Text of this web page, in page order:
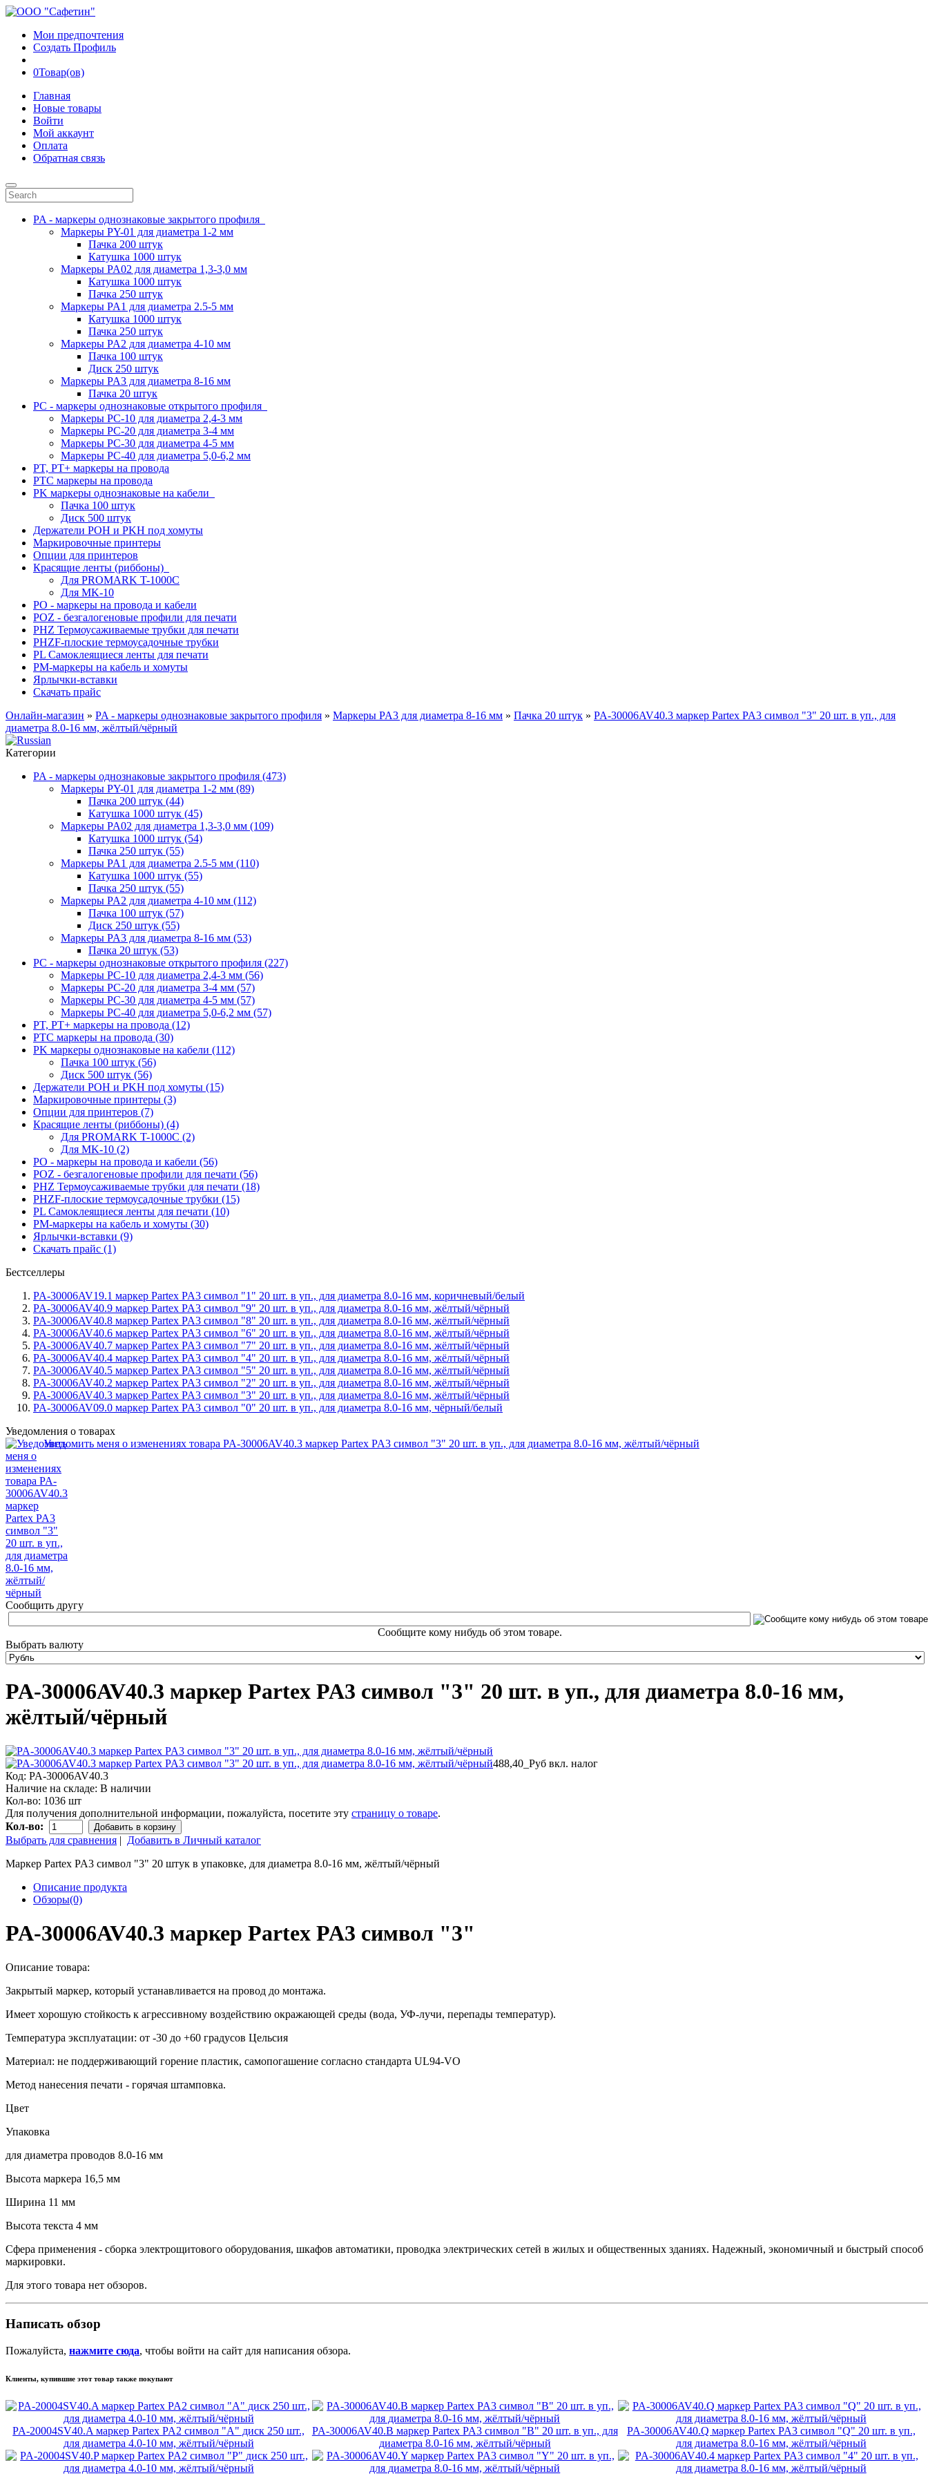
Мои предпочтения
Создать Профиль
0Товар(ов)
Главная
Новые товары
Войти
Мой аккаунт
Оплата
Обратная связь
PA - маркеры однознаковые закрытого профиля
Маркеры PY-01 для диаметра 1-2 мм
Пачка 200 штук
Катушка 1000 штук
Маркеры PA02 для диаметра 1,3-3,0 мм
Катушка 1000 штук
Пачка 250 штук
Маркеры PA1 для диаметра 2.5-5 мм
Катушка 1000 штук
Пачка 250 штук
Маркеры PA2 для диаметра 4-10 мм
Пачка 100 штук
Диск 250 штук
Маркеры PA3 для диаметра 8-16 мм
Пачка 20 штук
PC - маркеры однознаковые открытого профиля
Маркеры PC-10 для диаметра 2,4-3 мм
Маркеры PC-20 для диаметра 3-4 мм
Маркеры PC-30 для диаметра 4-5 мм
Маркеры PC-40 для диаметра 5,0-6,2 мм
PT, PT+ маркеры на провода
PTC маркеры на провода
PK маркеры однознаковые на кабели
Пачка 100 штук
Диск 500 штук
Держатели POH и PKH под хомуты
Маркировочные принтеры
Опции для принтеров
Красящие ленты (риббоны)
Для PROMARK T-1000C
Для MK-10
PO - маркеры на провода и кабели
POZ - безгалогеновые профили для печати
PHZ Термоусаживаемые трубки для печати
PHZF-плоские термоусадочные трубки
PL Самоклеящиеся ленты для печати
PM-маркеры на кабель и хомуты
Ярлычки-вставки
Скачать прайс
Онлайн-магазин » PA - маркеры однознаковые закрытого профиля » Маркеры PA3 для диаметра 8-16 мм » Пачка 20 штук » PA-30006AV40.3 маркер Partex PA3 символ "3" 20 шт. в уп., для
диаметра 8.0-16 мм, жёлтый/чёрный
Категории
PA - маркеры однознаковые закрытого профиля (473)
Маркеры PY-01 для диаметра 1-2 мм (89)
Пачка 200 штук (44)
Катушка 1000 штук (45)
Маркеры PA02 для диаметра 1,3-3,0 мм (109)
Катушка 1000 штук (54)
Пачка 250 штук (55)
Маркеры PA1 для диаметра 2.5-5 мм (110)
Катушка 1000 штук (55)
Пачка 250 штук (55)
Маркеры PA2 для диаметра 4-10 мм (112)
Пачка 100 штук (57)
Диск 250 штук (55)
Маркеры PA3 для диаметра 8-16 мм (53)
Пачка 20 штук (53)
PC - маркеры однознаковые открытого профиля (227)
Маркеры PC-10 для диаметра 2,4-3 мм (56)
Маркеры PC-20 для диаметра 3-4 мм (57)
Маркеры PC-30 для диаметра 4-5 мм (57)
Маркеры PC-40 для диаметра 5,0-6,2 мм (57)
PT, PT+ маркеры на провода (12)
PTC маркеры на провода (30)
PK маркеры однознаковые на кабели (112)
Пачка 100 штук (56)
Диск 500 штук (56)
Держатели POH и PKH под хомуты (15)
Маркировочные принтеры (3)
Опции для принтеров (7)
Красящие ленты (риббоны) (4)
Для PROMARK T-1000C (2)
Для MK-10 (2)
PO - маркеры на провода и кабели (56)
POZ - безгалогеновые профили для печати (56)
PHZ Термоусаживаемые трубки для печати (18)
PHZF-плоские термоусадочные трубки (15)
PL Самоклеящиеся ленты для печати (10)
PM-маркеры на кабель и хомуты (30)
Ярлычки-вставки (9)
Скачать прайс (1)
Бестселлеры
PA-30006AV19.1 маркер Partex PA3 символ "1" 20 шт. в уп., для диаметра 8.0-16 мм, коричневый/белый
PA-30006AV40.9 маркер Partex PA3 символ "9" 20 шт. в уп., для диаметра 8.0-16 мм, жёлтый/чёрный
PA-30006AV40.8 маркер Partex PA3 символ "8" 20 шт. в уп., для диаметра 8.0-16 мм, жёлтый/чёрный
PA-30006AV40.6 маркер Partex PA3 символ "6" 20 шт. в уп., для диаметра 8.0-16 мм, жёлтый/чёрный
PA-30006AV40.7 маркер Partex PA3 символ "7" 20 шт. в уп., для диаметра 8.0-16 мм, жёлтый/чёрный
PA-30006AV40.4 маркер Partex PA3 символ "4" 20 шт. в уп., для диаметра 8.0-16 мм, жёлтый/чёрный
PA-30006AV40.5 маркер Partex PA3 символ "5" 20 шт. в уп., для диаметра 8.0-16 мм, жёлтый/чёрный
PA-30006AV40.2 маркер Partex PA3 символ "2" 20 шт. в уп., для диаметра 8.0-16 мм, жёлтый/чёрный
PA-30006AV40.3 маркер Partex PA3 символ "3" 20 шт. в уп., для диаметра 8.0-16 мм, жёлтый/чёрный
PA-30006AV09.0 маркер Partex PA3 символ "0" 20 шт. в уп., для диаметра 8.0-16 мм, чёрный/белый
Уведомления о товарах
Уведомить меня о изменениях товара PA-30006AV40.3 маркер Partex PA3 символ "3" 20 шт. в уп., для диаметра 8.0-16 мм, жёлтый/чёрный
Сообщить другу
Сообщите кому нибудь об этом товаре.
Выбрать валюту
PA-30006AV40.3 маркер Partex PA3 символ "3" 20 шт. в уп., для диаметра 8.0-16 мм,
жёлтый/чёрный
488,40_Руб вкл. налог
Код: PA-30006AV40.3
Наличие на складе: В наличии
Кол-во: 1036 шт
Для получения дополнительной информации, пожалуйста, посетите эту страницу о товаре.
Кол-во:
Добавить в корзину
Выбрать для сравнения | Добавить в Личный каталог
Маркер Partex PA3 символ "3" 20 штук в упаковке, для диаметра 8.0-16 мм, жёлтый/чёрный
Описание продукта
Обзоры(0)
PA-30006AV40.3 маркер Partex PA3 символ "3"
Описание товара:
Закрытый маркер, который устанавливается на провод до монтажа.
Имеет хорошую стойкость к агрессивному воздействию окражающей среды (вода, УФ-лучи, перепады температур).
Температура эксплуатации: от -30 до +60 градусов Цельсия
Материал: не поддерживающий горение пластик, самопогашение согласно стандарта UL94-VO
Метод нанесения печати - горячая штамповка.
Цвет
Упаковка
для диаметра проводов 8.0-16 мм
Высота маркера 16,5 мм
Ширина 11 мм
Высота текста 4 мм
Сфера применения - сборка электрощитового оборудования, шкафов автоматики, проводка электрических сетей в жилых и общественных зданиях. Надежный, экономичный и быстрый способ
маркировки.
Для этого товара нет обзоров.
Написать обзор
Пожалуйста, нажмите сюда, чтобы войти на сайт для написания обзора.
Клиенты, купившие этот товар также покупают
PA-20004SV40.A маркер Partex PA2 символ "A" диск 250 шт.,
для диаметра 4.0-10 мм, жёлтый/чёрный
PA-30006AV40.B маркер Partex PA3 символ "B" 20 шт. в уп., для
диаметра 8.0-16 мм, жёлтый/чёрный
PA-30006AV40.Q маркер Partex PA3 символ "Q" 20 шт. в уп.,
для диаметра 8.0-16 мм, жёлтый/чёрный